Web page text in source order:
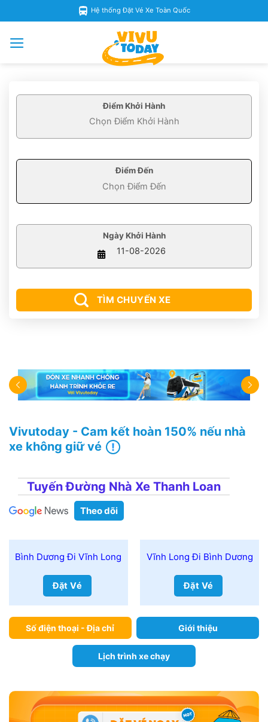
Hệ thống Đặt Vé Xe Toàn Quốc
Điểm Khởi Hành
Điểm Đến
Ngày Khởi Hành
TÌM CHUYẾN XE
Vivutoday - Cam kết hoàn 150% nếu nhà
xe không giữ vé
Tuyến Đường Nhà Xe Thanh Loan
Theo dõi
Bình Dương Đi Vĩnh Long
Đặt Vé
Vĩnh Long Đi Bình Dương
Đặt Vé
Số điện thoại - Địa chỉ Giới thiệu
Lịch trình xe chạy